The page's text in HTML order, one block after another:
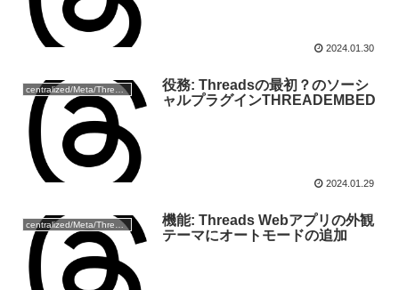
2024.01.30
centralized/Meta/Threads
役務: Threadsの最初？のソーシ
ャルプラグインTHREADEMBED
2024.01.29
centralized/Meta/Threads
機能: Threads Webアプリの外観
テーマにオートモードの追加